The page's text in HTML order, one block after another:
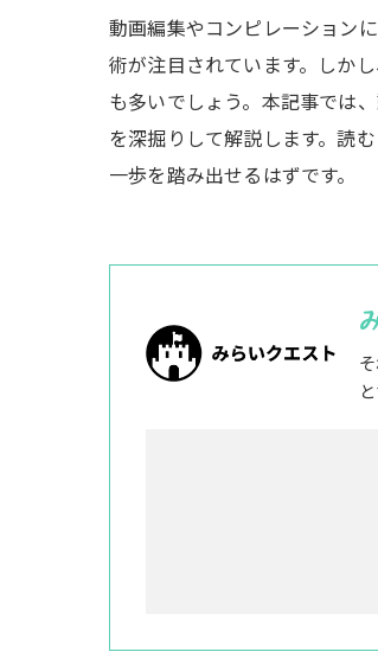
動画編集やコンピレーション
術が注目されています。しか
も多いでしょう。本記事では
を深掘りして解説します。読
一歩を踏み出せるはずです。